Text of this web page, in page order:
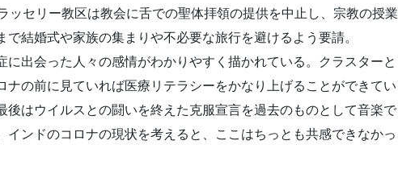
ッセリー教区は教会に舌での聖体拝領の提供を中止し、宗教の授業
結婚式や家族の集まりや不必要な旅行を避けるよう要請。
出会った人々の感情がわかりやすく描かれている。クラスターと
ナの前に見ていれば医療リテラシーをかなり上げることができてい
後はウイルスとの闘いを終えた克服宣言を過去のものとして音楽で
インドのコロナの現状を考えると、ここはちっとも共感できなかっ